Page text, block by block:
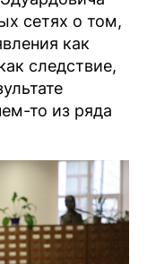
сетях о том,
как
следствие,
то из ряда